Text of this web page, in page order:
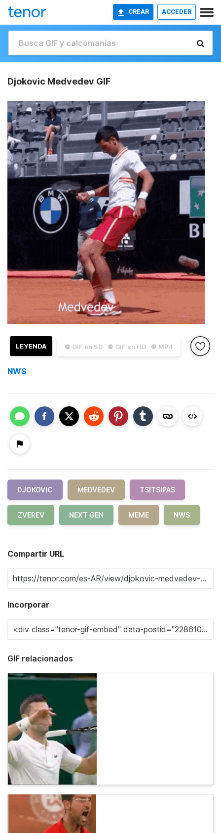
CREAR ACCEDER
Djokovic Medvedev GIF
● GIF en SD ● GIF en HD ● MP4
LEYENDA
NWS
DJOKOVIC MEDVEDEV TSITSIPAS
ZVEREV NEXT GEN MEME NWS
Compartir URL
Incorporar
GIF relacionados